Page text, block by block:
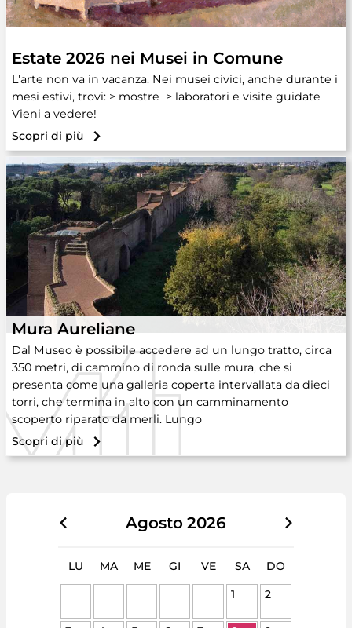
Estate 2026 nei Musei in Comune
L'arte non va in vacanza. Nei musei civici, anche durante i
mesi estivi, trovi: > mostre > laboratori e visite guidate
Vieni a vedere!
Scopri di più
Mura Aureliane
Dal Museo è possibile accedere ad un lungo tratto, circa
350 metri, di cammino di ronda sulle mura, che si
presenta come una galleria coperta intervallata da dieci
torri, che termina in alto con un camminamento
scoperto riparato da merli. Lungo
Scopri di più
Agosto 2026
LU MA ME GI VE SA
DO
1
2